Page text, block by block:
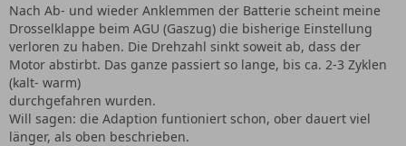
Nach Ab- und wieder Anklemmen der Batterie scheint meine
Drosselklappe beim AGU (Gaszug) die bisherige Einstellung
verloren zu haben. Die Drehzahl sinkt soweit ab, dass der
Motor abstirbt. Das ganze passiert so lange, bis ca. 2-3 Zyklen
(kalt- warm)
durchgefahren wurden.
Will sagen: die Adaption funtioniert schon, ober dauert viel
länger, als oben beschrieben.